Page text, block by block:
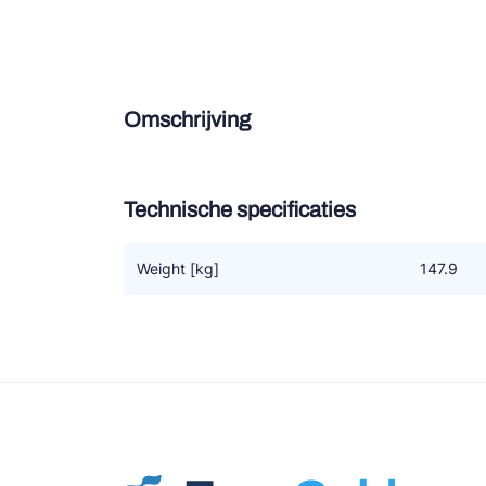
Omschrijving
Technische specificaties
Weight [kg] 147.9